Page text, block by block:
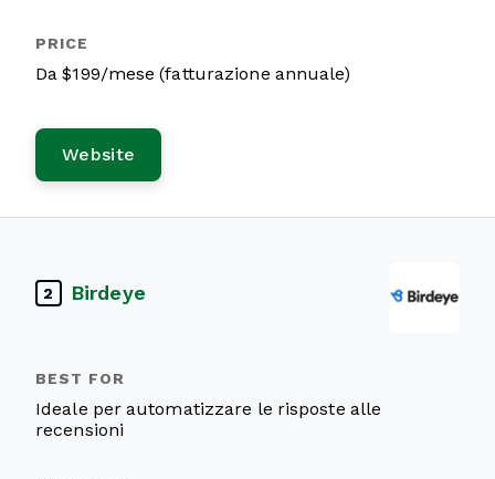
Da $199/mese (fatturazione annuale)
Website
2 Birdeye
Ideale per automatizzare le risposte alle
recensioni